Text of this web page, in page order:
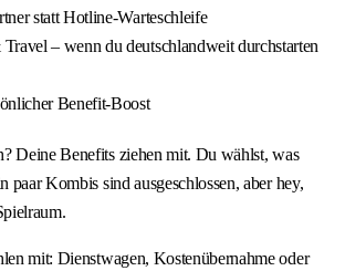
statt Hotline-Warteschleife
– wenn du deutschlandweit durchstarten
Benefit-Boost
Deine Benefits ziehen mit. Du wählst, was
paar Kombis sind ausgeschlossen, aber hey,
mit: Dienstwagen, Kostenübernahme oder